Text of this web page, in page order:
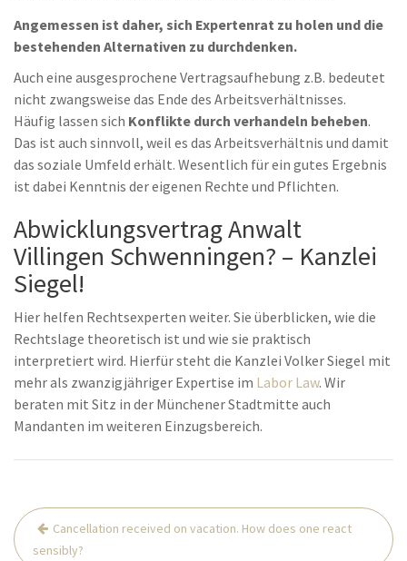
Angemessen ist daher, sich Expertenrat zu holen und die
bestehenden Alternativen zu durchdenken.
Auch eine ausgesprochene Vertragsaufhebung z.B. bedeutet
nicht zwangsweise das Ende des Arbeitsverhältnisses.
Häufig lassen sich Konflikte durch verhandeln beheben.
Das ist auch sinnvoll, weil es das Arbeitsverhältnis und damit
das soziale Umfeld erhält. Wesentlich für ein gutes Ergebnis
ist dabei Kenntnis der eigenen Rechte und Pflichten.
Abwicklungsvertrag Anwalt
Villingen Schwenningen? – Kanzlei
Siegel!
Hier helfen Rechtsexperten weiter. Sie überblicken, wie die
Rechtslage theoretisch ist und wie sie praktisch
interpretiert wird. Hierfür steht die Kanzlei Volker Siegel mit
mehr als zwanzigjähriger Expertise im Labor Law. Wir
beraten mit Sitz in der Münchener Stadtmitte auch
Mandanten im weiteren Einzugsbereich.
Post
navigation
Cancellation received on vacation. How does one react
sensibly?